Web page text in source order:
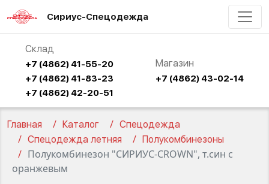
Сириус-Спецодежда
Склад
+7 (4862) 41-55-20
+7 (4862) 41-83-23
+7 (4862) 42-20-51
Магазин
+7 (4862) 43-02-14
Главная Каталог
Спецодежда
Спецодежда летняя
Полукомбинезоны
Полукомбинезон "СИРИУС-CROWN", т.син с
оранжевым